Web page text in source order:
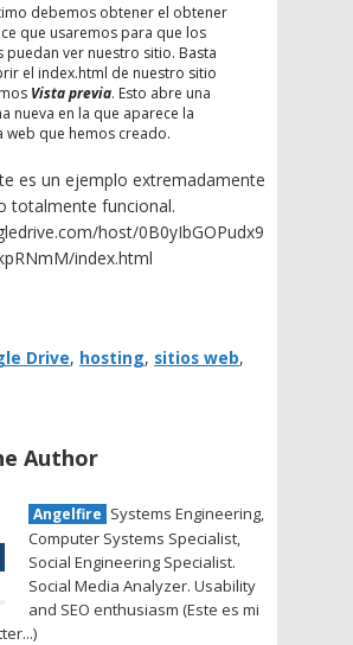
debemos obtener el obtener
que usaremos para que los
puedan ver nuestro sitio. Basta
el index.html de nuestro sitio
Vista previa. Esto abre una
nueva en la que aparece la
web que hemos creado.
es un ejemplo extremadamente
totalmente funcional.
host/0B0yIbGOPudx9
index.html
Drive, hosting, sitios web,
Author
Angelfire Systems Engineering,
Computer Systems Specialist,
Social Engineering Specialist.
Social Media Analyzer. Usability
and SEO enthusiasm (Este es mi